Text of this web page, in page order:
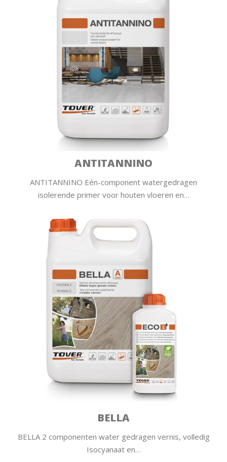
ANTITANNINO
ANTITANNINO Eén-component watergedragen
isolerende primer voor houten vloeren en…
BELLA
BELLA 2 componenten water gedragen vernis, volledig
Isocyanaat en…